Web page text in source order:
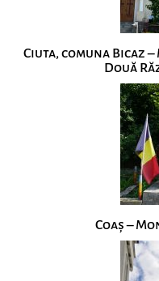
Ciuta, comuna Bicaz
Două
Coaș –